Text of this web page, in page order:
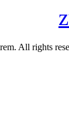
All rights